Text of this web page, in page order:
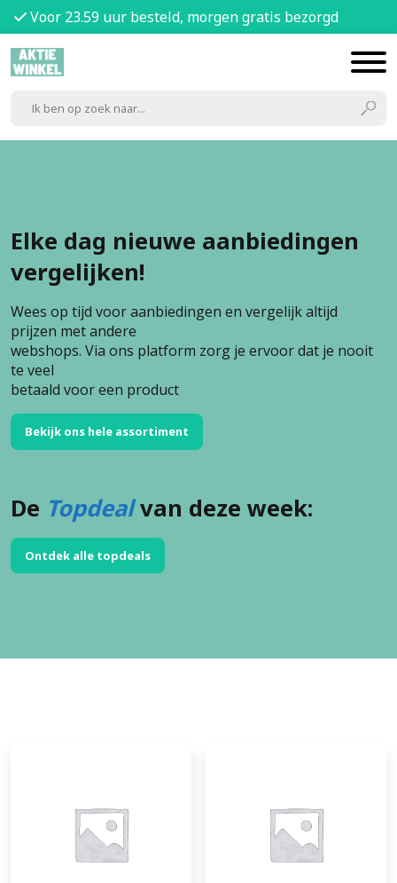
Voor 23.59 uur besteld, morgen gratis bezorgd
Elke dag nieuwe aanbiedingen
vergelijken!
Wees op tijd voor aanbiedingen en vergelijk altijd
prijzen met andere
webshops. Via ons platform zorg je ervoor dat je nooit
te veel
betaald voor een product
Bekijk ons hele assortiment
De Topdealvan deze week:
Ontdek alle topdeals